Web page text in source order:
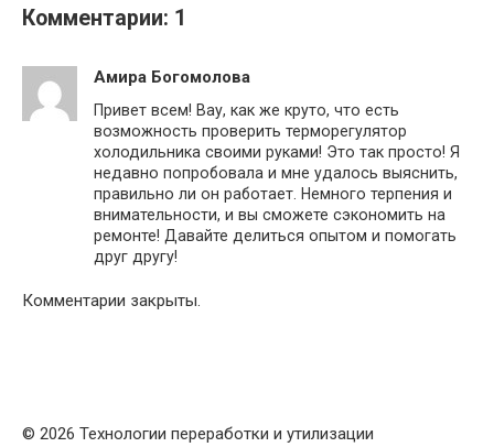
Комментарии: 1
Амира Богомолова
Привет всем! Вау, как же круто, что есть
возможность проверить терморегулятор
холодильника своими руками! Это так просто! Я
недавно попробовала и мне удалось выяснить,
правильно ли он работает. Немного терпения и
внимательности, и вы сможете сэкономить на
ремонте! Давайте делиться опытом и помогать
друг другу!
Комментарии закрыты.
© 2026 Технологии переработки и утилизации